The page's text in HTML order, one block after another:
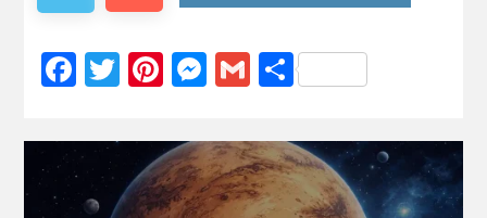
Facebook
Twitter
Pinterest
Messenger
GmailOssza